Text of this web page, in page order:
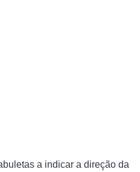
a indicar a direção da